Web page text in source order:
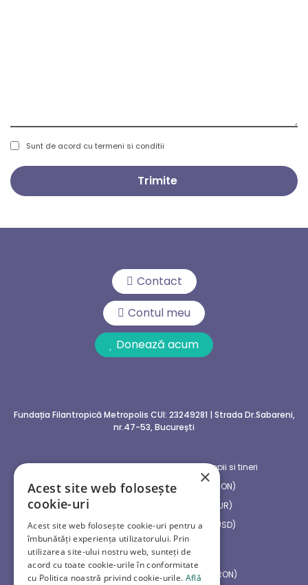
Sunt de acord cu termeni si conditii
Contact
Contul meu
Donează acum
Fundația Filantropică Metropolis CUI: 23249281 | Strada Dr.Sabareni,
nr.47-53, București
Centrul social multifunctional pentru copii si tineri
RO07 CECE B318 30RO N386 5747 (RON)
RO21 CECE B318 C1EU R420 5402 (EUR)
RO87 CECE B318 B8US D420 5408 (USD)
Spitale Publice din Bani Privati
RO05 CECE B000 30RO N067 5601 (RON)
×
Acest site web folosește
cookie-uri
Acest site web folosește cookie-uri pentru a
îmbunătăți experiența utilizatorului. Prin
utilizarea site-ului nostru web, sunteți de
acord cu toate cookie-urile în conformitate
cu Politica noastră privind cookie-urile. Află